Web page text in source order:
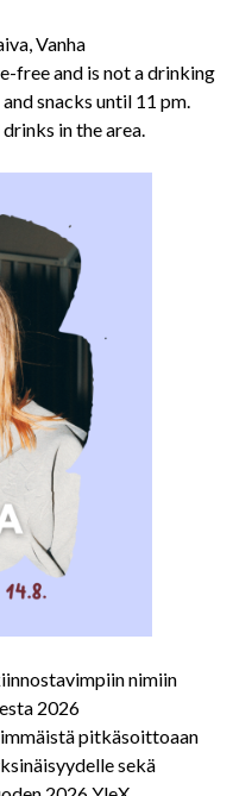
Vanha
free and is not a drinking
snacks until 11 pm.
in the area.
nimiin
2026
pitkäsoittoaan
sekä